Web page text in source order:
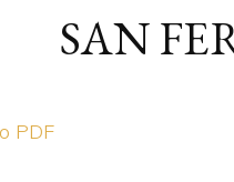
SAN
PDF